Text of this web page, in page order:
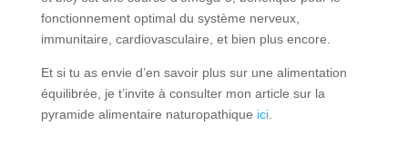
fonctionnement optimal du système nerveux,
immunitaire, cardiovasculaire, et bien plus encore.
Et si tu as envie d’en savoir plus sur une alimentation
équilibrée, je t’invite à consulter mon article sur la
pyramide alimentaire naturopathique ici.